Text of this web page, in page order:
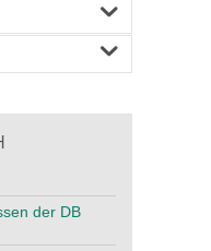
der DB